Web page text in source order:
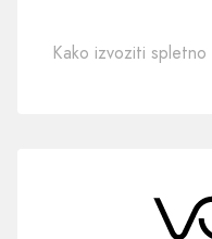
Kako izvoziti